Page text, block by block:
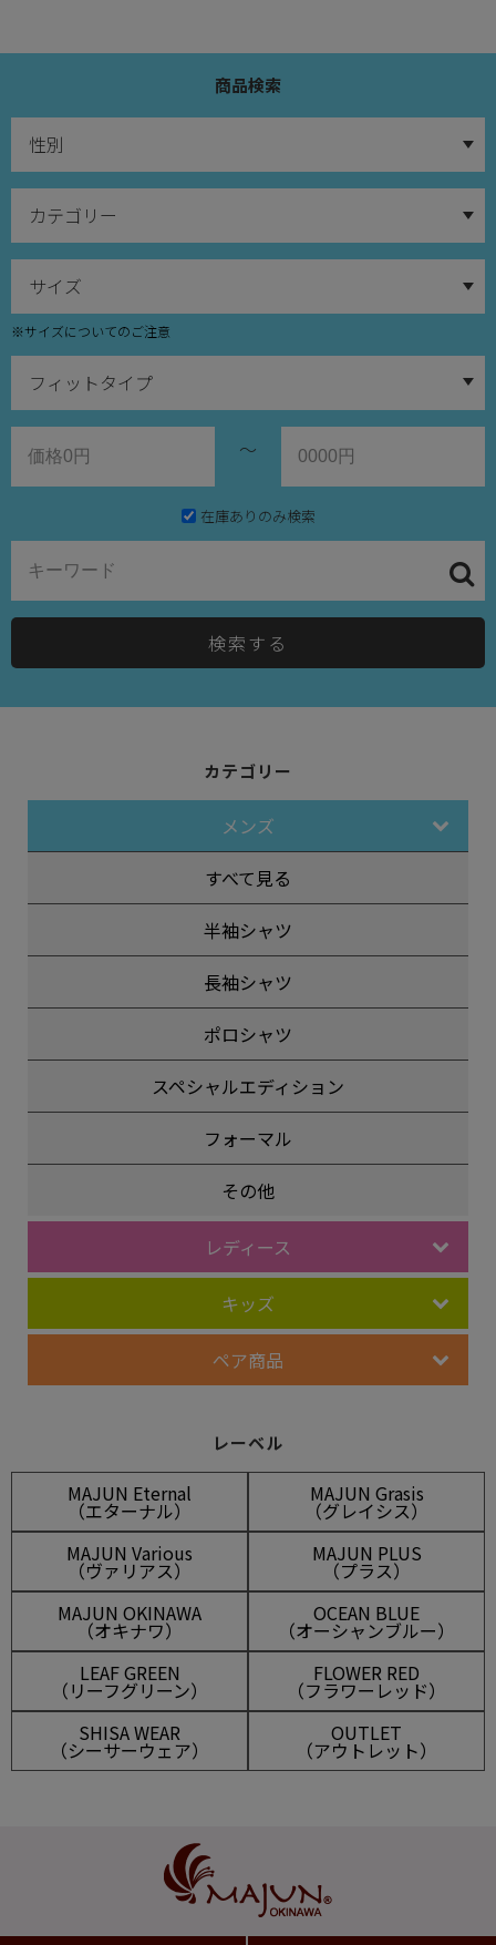
商品検索
※サイズについてのご注意
～
在庫ありのみ検索
検索する
カテゴリー
メンズ
すべて見る
半袖シャツ
長袖シャツ
ポロシャツ
スペシャルエディション
フォーマル
その他
レディース
キッズ
ペア商品
レーベル
MAJUN Eternal
（エターナル）
MAJUN Grasis
（グレイシス）
MAJUN Various
（ヴァリアス）
MAJUN PLUS
（プラス）
MAJUN OKINAWA
（オキナワ）
OCEAN BLUE
（オーシャンブルー）
LEAF GREEN
（リーフグリーン）
FLOWER RED
（フラワーレッド）
SHISA WEAR
（シーサーウェア）
OUTLET
（アウトレット）